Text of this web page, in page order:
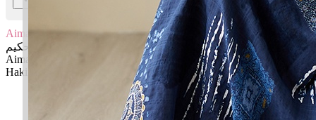
Aiman Hakim
أيمن حكيم
Aiman: Berkat, Yang bertuah, kanan
Hakim: Arif, Yang bijaksana
✚ Baju Baby Custom Nama 'Aiman Hakim'